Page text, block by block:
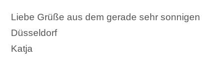
Liebe Grüße aus dem gerade sehr sonnigen
Düsseldorf
Katja